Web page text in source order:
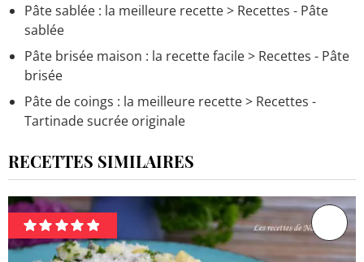
Pâte sablée : la meilleure recette> Recettes - Pâte
sablée
Pâte brisée maison : la recette facile> Recettes - Pâte
brisée
Pâte de coings : la meilleure recette> Recettes -
Tartinade sucrée originale
RECETTES SIMILAIRES